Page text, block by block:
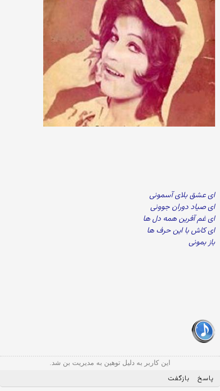
ای عشق بلای آسمونی
ای صیاد دوران جوونی
ای غم آفرین همه دل ها
ای کاش با این حرف ها
باز بمونی
این کاربر به دلیل توهین به مدیریت بن شد.
پاسخ بازگفت